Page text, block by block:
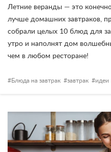
Летние веранды — это
лучше домашних завтраков,
собрали целых 10 блюд для
утро и наполнят дом
чем в любом ресторане!
Блюда на завтрак завтрак идеи